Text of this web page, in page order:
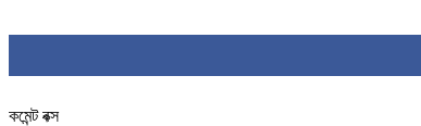
কমেন্ট বক্স